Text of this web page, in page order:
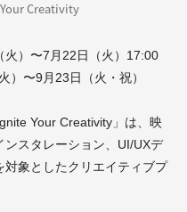
Creativity
火）〜7月22日（火）17:00
）〜9月23日（火・祝）
Your Creativity」は、映
スタレーション、UI/UXデ
象としたクリエイティブプ